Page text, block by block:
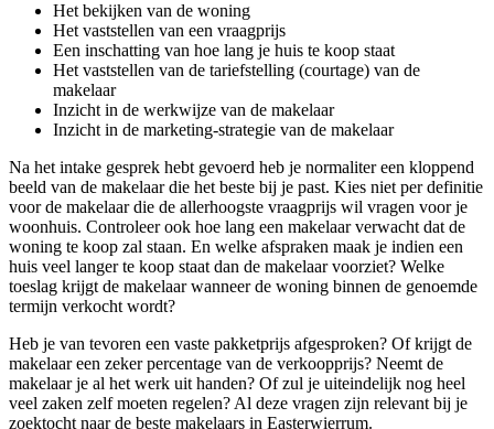
Het bekijken van de woning
Het vaststellen van een vraagprijs
Een inschatting van hoe lang je huis te koop staat
Het vaststellen van de tariefstelling (courtage) van de
makelaar
Inzicht in de werkwijze van de makelaar
Inzicht in de marketing-strategie van de makelaar
Na het intake gesprek hebt gevoerd heb je normaliter een kloppend
beeld van de makelaar die het beste bij je past. Kies niet per definitie
voor de makelaar die de allerhoogste vraagprijs wil vragen voor je
woonhuis. Controleer ook hoe lang een makelaar verwacht dat de
woning te koop zal staan. En welke afspraken maak je indien een
huis veel langer te koop staat dan de makelaar voorziet? Welke
toeslag krijgt de makelaar wanneer de woning binnen de genoemde
termijn verkocht wordt?
Heb je van tevoren een vaste pakketprijs afgesproken? Of krijgt de
makelaar een zeker percentage van de verkoopprijs? Neemt de
makelaar je al het werk uit handen? Of zul je uiteindelijk nog heel
veel zaken zelf moeten regelen? Al deze vragen zijn relevant bij je
zoektocht naar de beste makelaars in Easterwierrum.